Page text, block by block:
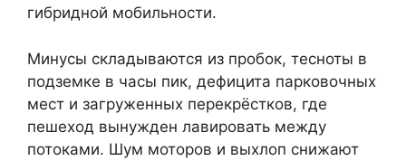
гибридной мобильности.
Минусы складываются из пробок, тесноты в
подземке в часы пик, дефицита парковочных
мест и загруженных перекрёстков, где
пешеход вынужден лавировать между
потоками. Шум моторов и выхлоп снижают